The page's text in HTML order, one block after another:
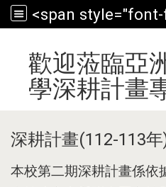
歡迎蒞臨亞
學深耕計畫
深耕計畫(112-113年
本校第二期深耕計畫係依